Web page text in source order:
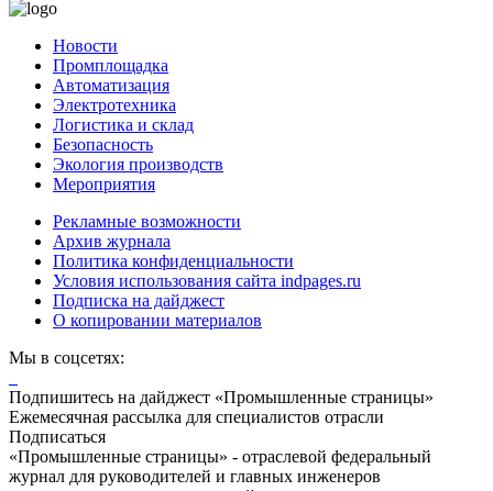
Новости
Промплощадка
Автоматизация
Электротехника
Логистика и склад
Безопасность
Экология производств
Мероприятия
Рекламные возможности
Архив журнала
Политика конфиденциальности
Условия использования сайта indpages.ru
Подписка на дайджест
О копировании материалов
Мы в соцсетях:
Подпишитесь на дайджест «Промышленные страницы»
Ежемесячная рассылка для специалистов отрасли
Подписаться
«Промышленные страницы» - отраслевой федеральный
журнал для руководителей и главных инженеров